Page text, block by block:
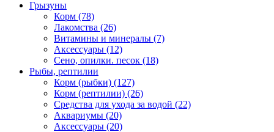
Грызуны
Корм (78)
Лакомства (26)
Витамины и минералы (7)
Аксессуары (12)
Сено, опилки. песок (18)
Рыбы, рептилии
Корм (рыбки) (127)
Корм (рептилии) (26)
Средства для ухода за водой (22)
Аквариумы (20)
Аксессуары (20)